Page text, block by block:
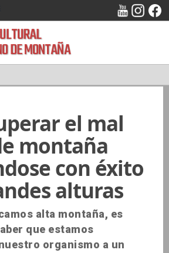
DE MONTAÑA
el mal
montaña
con éxito
alturas
alta montaña, es
que estamos
organismo a un